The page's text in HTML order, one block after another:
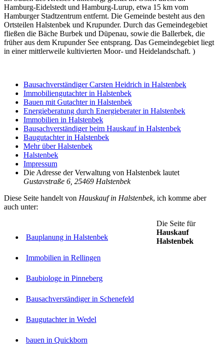
Hamburg-Eidelstedt und Hamburg-Lurup, etwa 15 km vom
Hamburger Stadtzentrum entfernt. Die Gemeinde besteht aus den
Ortsteilen Halstenbek und Krupunder. Durch das Gemeindegebiet
fließen die Bäche Burbek und Düpenau, sowie die Ballerbek, die
früher aus dem Krupunder See entsprang. Das Gemeindegebiet liegt
in einer mittlerweile kultivierten Moor- und Heidelandschaft. )
Bausachverständiger Carsten Heidrich in Halstenbek
Immobiliengutachter in Halstenbek
Bauen mit Gutachter in Halstenbek
Energieberatung durch Energieberater in Halstenbek
Immobilien in Halstenbek
Bausachverständiger beim Hauskauf in Halstenbek
Baugutachter in Halstenbek
Mehr über Halstenbek
Halstenbek
Impressum
Die Adresse der Verwaltung von Halstenbek lautet
Gustavstraße 6, 25469 Halstenbek
Diese Seite handelt von Hauskauf in Halstenbek, ich komme aber
auch unter:
Bauplanung in Halstenbek
Immobilien in Rellingen
Baubiologe in Pinneberg
Bausachverständiger in Schenefeld
Baugutachter in Wedel
bauen in Quickborn
Die Seite für
Hauskauf
Halstenbek